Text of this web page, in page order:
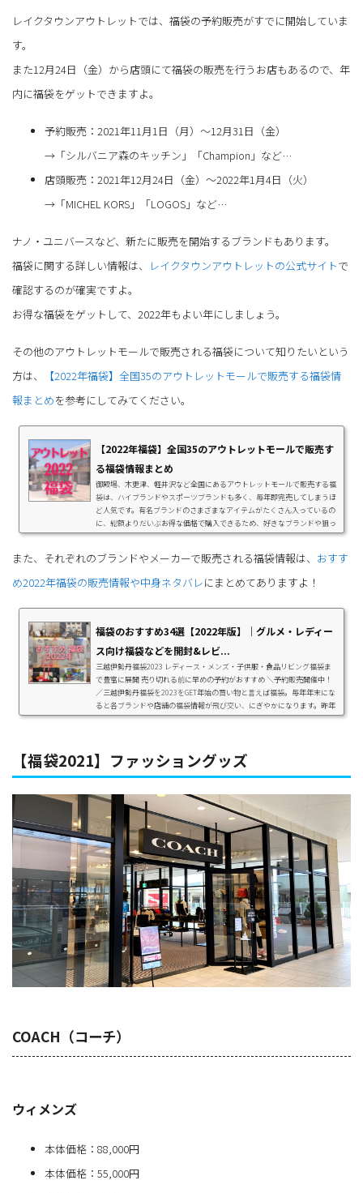
レイクタウンアウトレットでは、福袋の予約販売がすでに開始していま
す。
また12月24日（金）から店頭にて福袋の販売を行うお店もあるので、年
内に福袋をゲットできますよ。
予約販売：2021年11月1日（月）～12月31日（金）
→「シルバニア森のキッチン」「Champion」など…
店頭販売：2021年12月24日（金）～2022年1月4日（火）
→「MICHEL KORS」「LOGOS」など…
ナノ・ユニバースなど、新たに販売を開始するブランドもあります。
福袋に関する詳しい情報は、
レイクタウンアウトレットの公式サイトで
確認するのが確実ですよ。
お得な福袋をゲットして、2022年もよい年にしましょう。
その他のアウトレットモールで販売される福袋について知りたいという
方は、
【2022年福袋】全国35のアウトレットモールで販売する福袋情
報まとめを参考にしてみてください。
【2022年福袋】全国35のアウトレットモールで販売す
る福袋情報まとめ
御殿場、木更津、軽井沢など全国にあるアウトレットモールで販売する福
袋は、ハイブランドやスポーツブランドも多く、毎年即完売してしまうほ
ど人気です。有名ブランドのさまざまなアイテムがたくさん入っているの
に、総額よりだいぶお得な価格で購入できるため、好きなブランドや狙っ
ているアイテムは要チェックです。また、昨年アウトレットで購入したお
のアウトレット福袋情報三井アウトレットパーク 木更津の福袋（千葉県）
木更津金田インターチェンジから1㎞...
また、それぞれのブランドやメーカーで販売される福袋情報は、 おすす
め2022年福袋の販売情報や中身ネタバレにまとめてありますよ！
福袋のおすすめ34選【2022年版】｜グルメ・レディー
ス向け福袋などを開封&レビ...
三越伊勢丹福袋2023 レディース・メンズ・子供服・食品リビング福袋ま
で豊富に展開 売り切れる前に早めの予約がおすすめ ＼予約販売開催中！
／三越伊勢丹福袋を2023をGET年始の買い物と言えば福袋。毎年年末にな
ると各ブランドや店舗の福袋情報が飛び交い、にぎやかになります。昨年
の福袋は感染防止策として混雑回避するためほとんどが『事前予約制』で
題になるおすすめ福袋の情報...
【福袋2021】ファッショングッズ
COACH（コーチ）
ウィメンズ
本体価格：88,000円
本体価格：55,000円